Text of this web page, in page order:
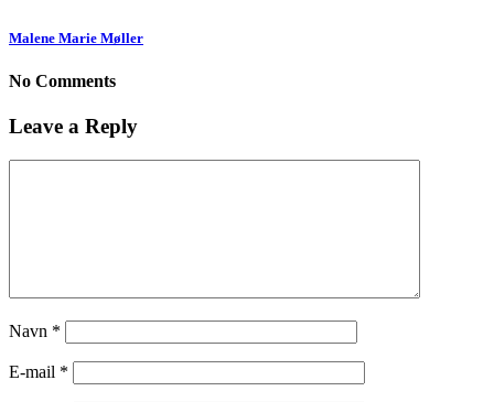
Malene Marie Møller
No Comments
Leave a Reply
Navn *
E-mail *